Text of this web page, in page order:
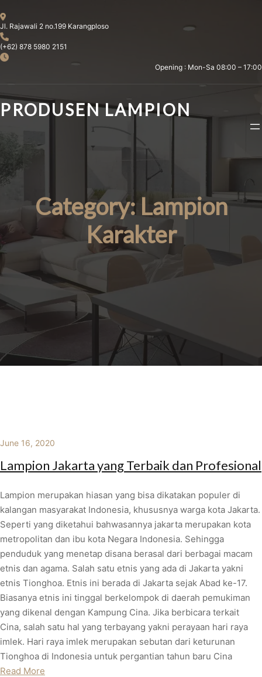
to
content
Jl. Rajawali 2 no.199 Karangploso
(+62) 878 5980 2151
Opening : Mon-Sa 08:00 – 17:00
PRODUSEN LAMPION
Category:Lampion
Karakter
June 16, 2020
Lampion Jakarta yang Terbaik dan Profesional
Lampion merupakan hiasan yang bisa dikatakan populer di
kalangan masyarakat Indonesia, khususnya warga kota Jakarta.
Seperti yang diketahui bahwasannya jakarta merupakan kota
metropolitan dan ibu kota Negara Indonesia. Sehingga
penduduk yang menetap disana berasal dari berbagai macam
etnis dan agama. Salah satu etnis yang ada di Jakarta yakni
etnis Tionghoa. Etnis ini berada di Jakarta sejak Abad ke-17.
Biasanya etnis ini tinggal berkelompok di daerah pemukiman
yang dikenal dengan Kampung Cina. Jika berbicara terkait
Cina, salah satu hal yang terbayang yakni perayaan hari raya
imlek. Hari raya imlek merupakan sebutan dari keturunan
Tionghoa di Indonesia untuk pergantian tahun baru Cina
Read More